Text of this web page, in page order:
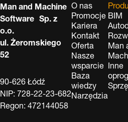
Man and Machine
Software Sp. z
o.o.
ul. Żeromskiego
52
90-626 Łódź
NIP: 728-22-23-682
Regon: 472144058
O nas
Promocje
Kariera
Kontakt
Oferta
Nasze
wsparcie
Baza
wiedzy
Narzędzia
BIM
Man
Inne